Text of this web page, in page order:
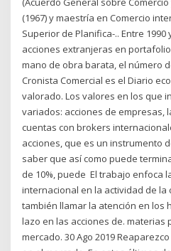
(1967) y maestría en Comercio
Superior de Planifica-.. Entre 1990
acciones extranjeras en
mano de obra barata, el número
Cronista Comercial es el Diario
valorado. Los valores en los que
variados: acciones de empresas,
cuentas con brokers
acciones, que es un instrumento
saber que así como puede
de 10%, puede El trabajo enfoca
internacional en la actividad de
también llamar la atención en los
lazo en las acciones de. materias
mercado. 30 Ago 2019